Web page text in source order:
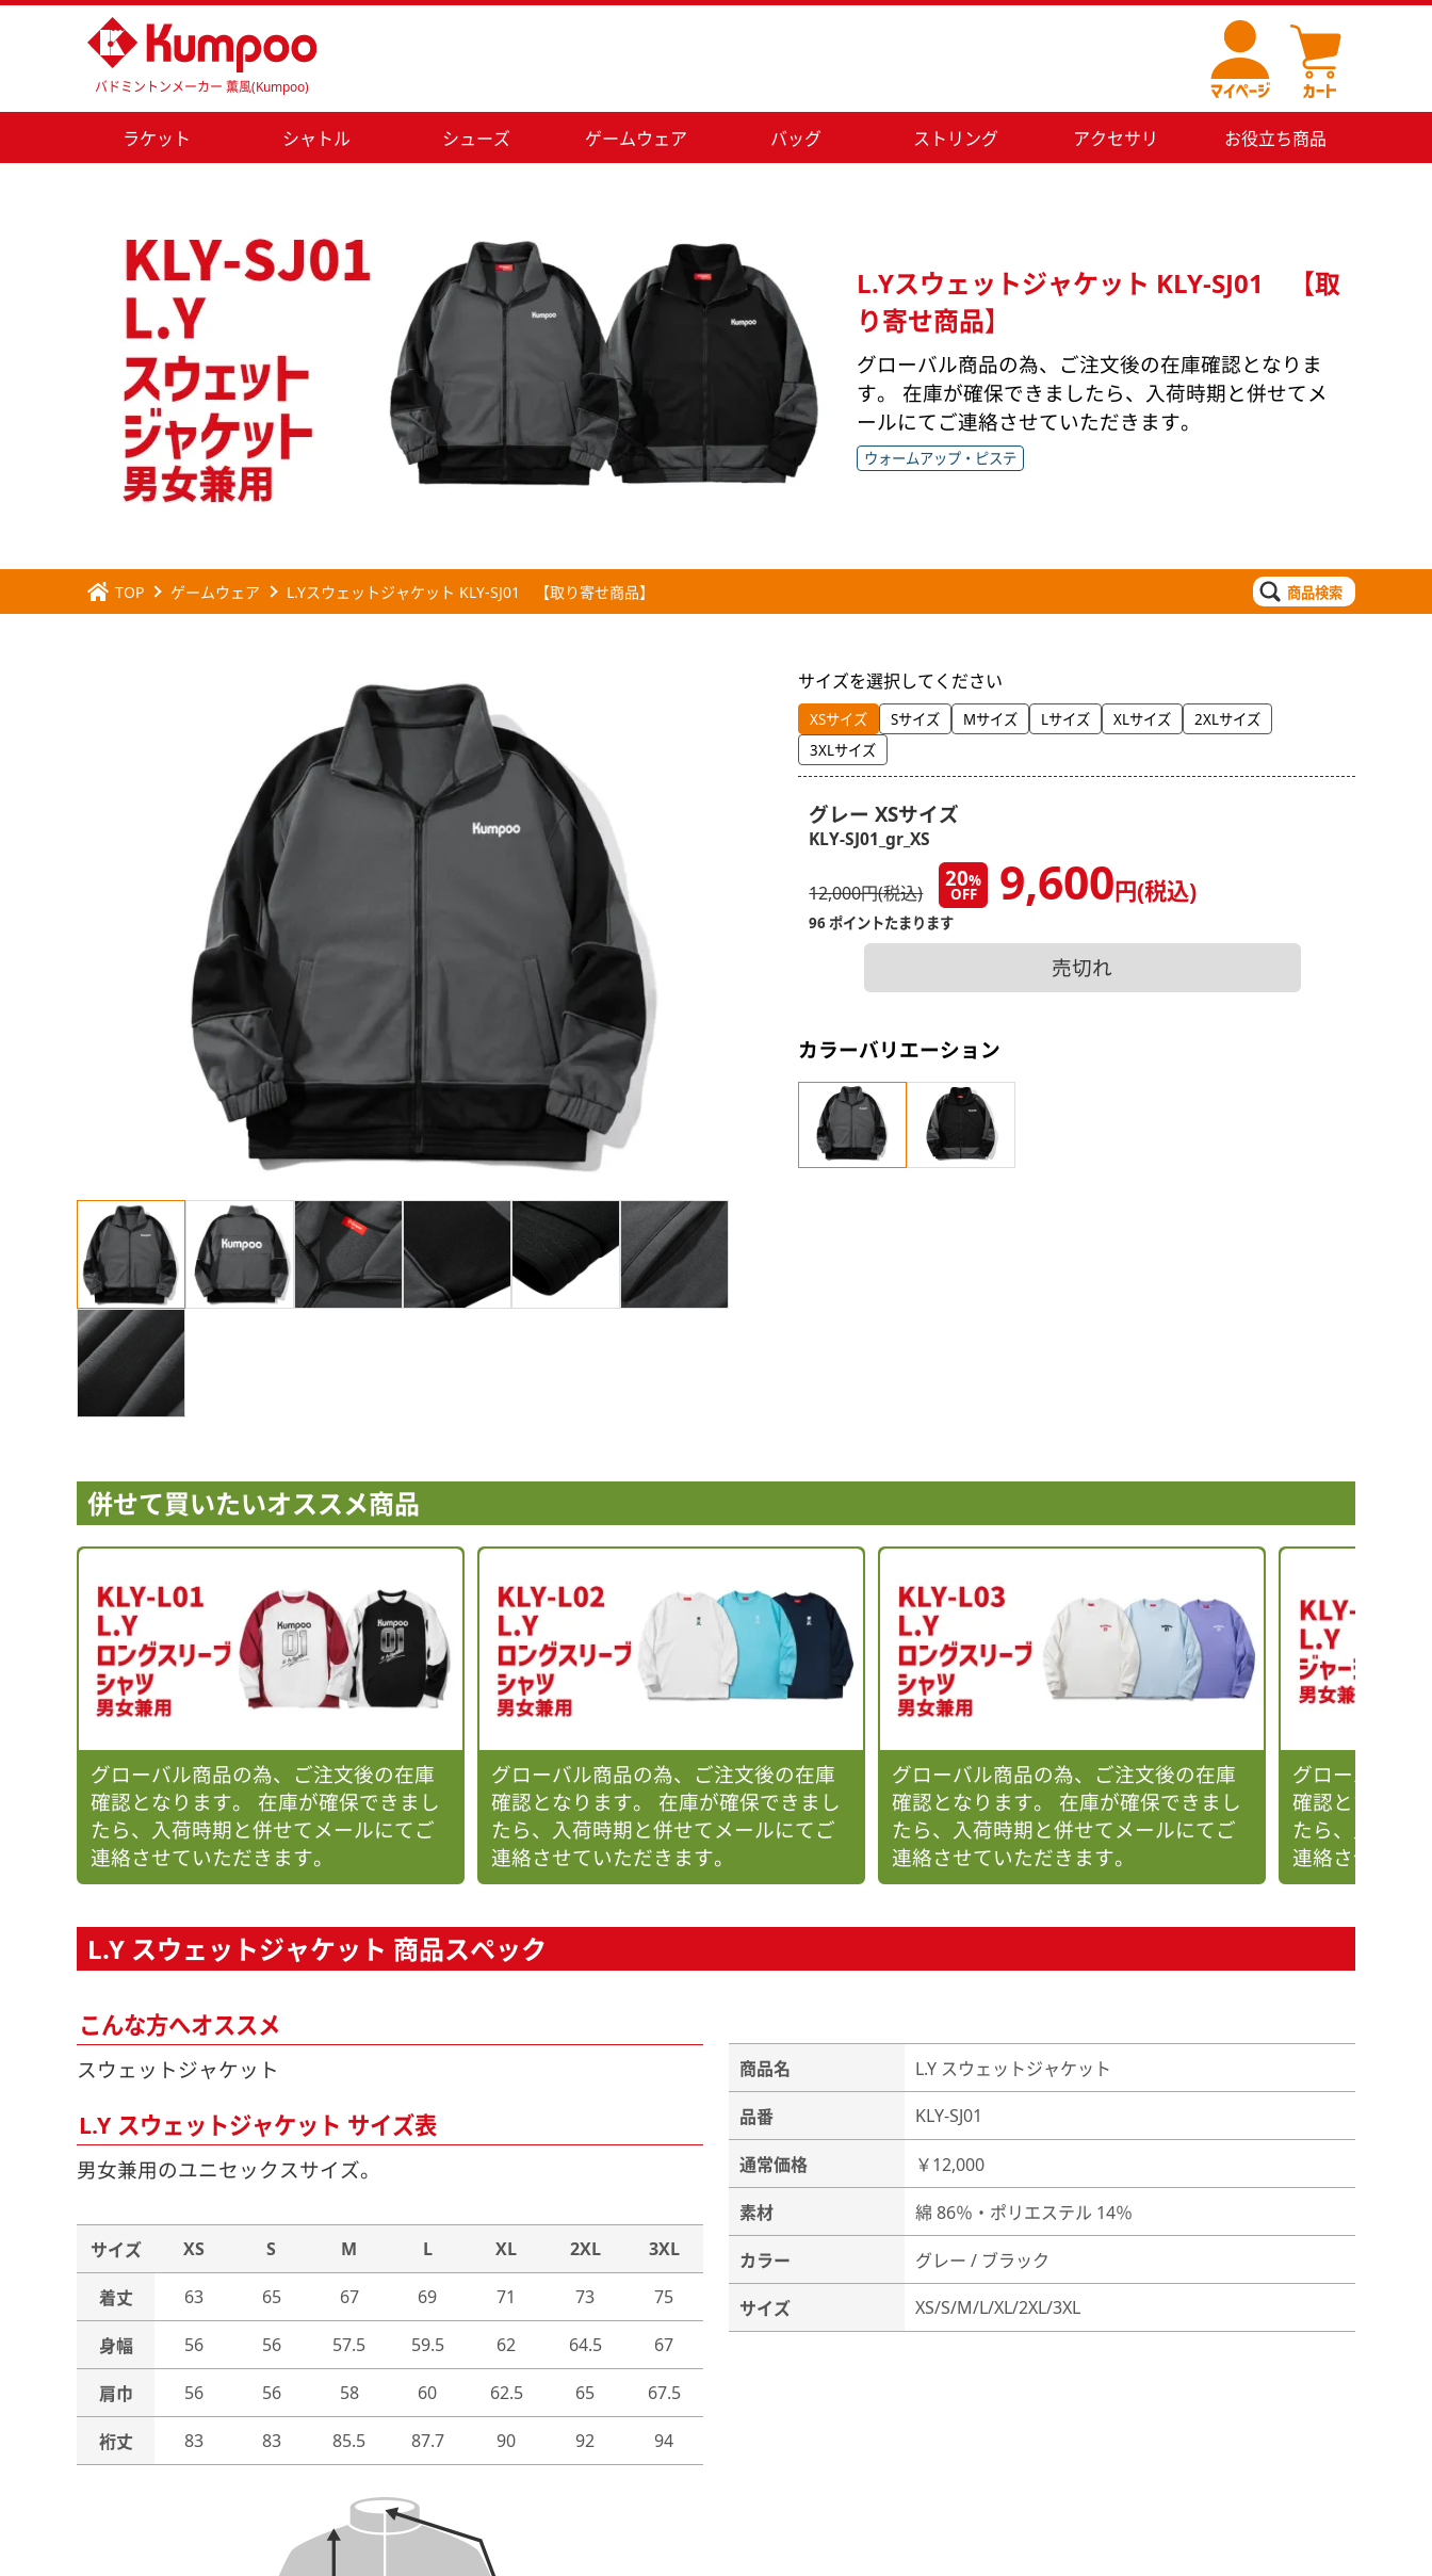
バドミントンメーカー 薫風(Kumpoo)
ラケット シャトル シューズ ゲームウェア バッグ ストリング アクセサリ お役立ち商品
L.Yスウェットジャケット KLY-SJ01 【取
り寄せ商品】
グローバル商品の為、ご注文後の在庫確認となりま
す。 在庫が確保できましたら、入荷時期と併せてメ
ールにてご連絡させていただきます。
ウォームアップ・ピステ
TOP ゲームウェア L.Yスウェットジャケット KLY-SJ01 【取り寄せ商品】 商品検索
サイズを選択してください
XSサイズ Sサイズ Mサイズ Lサイズ XLサイズ
2XLサイズ
3XLサイズ
グレー XSサイズ
KLY-SJ01_gr_XS
12,000円(税込)
20%
OFF 9,600円(税込)
96 ポイントたまります
売切れ
カラーバリエーション
併せて買いたいオススメ商品
グローバル商品の為、ご注文後の在庫
確認となります。 在庫が確保できまし
たら、入荷時期と併せてメールにてご
連絡させていただきます。
グローバル商品の為、ご注文後の在庫
確認となります。 在庫が確保できまし
たら、入荷時期と併せてメールにてご
連絡させていただきます。
グローバル商品の為、ご注文後の在庫
確認となります。 在庫が確保できまし
たら、入荷時期と併せてメールにてご
連絡させていただきます。
グローバル商
確認となりま
たら、入荷時
連絡させてい
L.Y スウェットジャケット 商品スペック
こんな方へオススメ
スウェットジャケット
L.Y スウェットジャケット サイズ表
男女兼用のユニセックスサイズ。
サイズ XS S M L XL 2XL 3XL
着丈 63 65 67 69 71 73 75
身幅 56 56 57.5 59.5 62 64.5 67
肩巾 56 56 58 60 62.5 65 67.5
裄丈 83 83 85.5 87.7 90 92 94
商品名 L.Y スウェットジャケット
品番 KLY-SJ01
通常価格 ￥12,000
素材 綿 86％・ポリエステル 14％
カラー グレー / ブラック
サイズ XS/S/M/L/XL/2XL/3XL